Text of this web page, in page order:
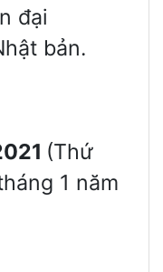
đại
bản.
(Thứ
1 năm